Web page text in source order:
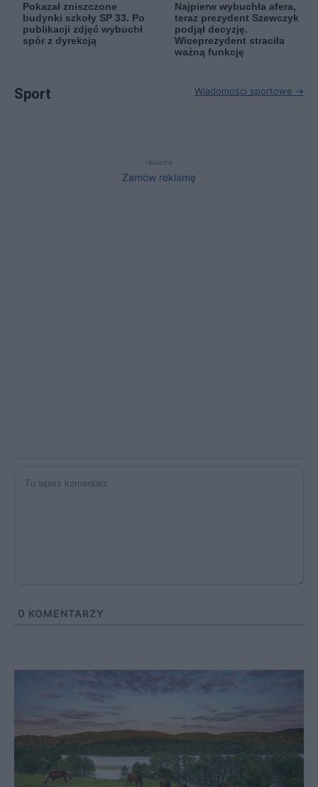
Pokazał zniszczone
budynki szkoły SP 33. Po
publikacji zdjęć wybuchł
spór z dyrekcją
Najpierw wybuchła afera,
teraz prezydent Szewczyk
podjął decyzję.
Wiceprezydent straciła
ważną funkcję
Sport Wiadomości sportowe →
reklama
Zamów reklamę
0 KOMENTARZY